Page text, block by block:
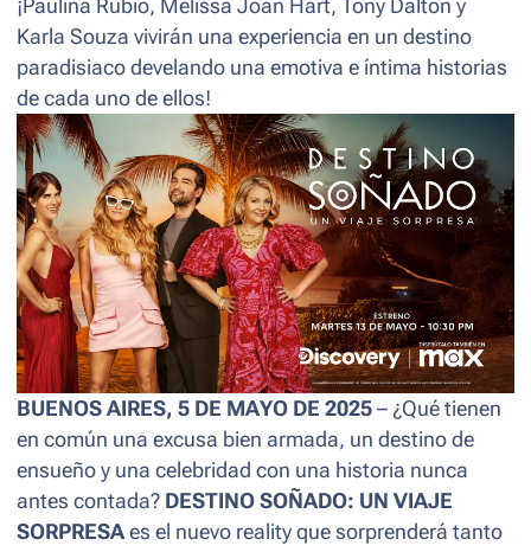
¡Paulina Rubio, Melissa Joan Hart, Tony Dalton y
Karla Souza vivirán una experiencia en un destino
paradisiaco develando una emotiva e íntima historias
de cada uno de ellos!
BUENOS AIRES, 5 DE MAYO DE 2025 – ¿Qué tienen
en común una excusa bien armada, un destino de
ensueño y una celebridad con una historia nunca
antes contada? DESTINO SOÑADO: UN VIAJE
SORPRESA es el nuevo reality que sorprenderá tanto